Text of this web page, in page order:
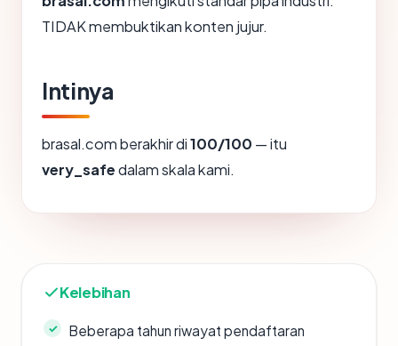
TIDAK membuktikan konten jujur.
Intinya
brasal.com berakhir di100/100 — itu
very_safedalam skala kami.
Kelebihan
Beberapa tahun riwayat pendaftaran